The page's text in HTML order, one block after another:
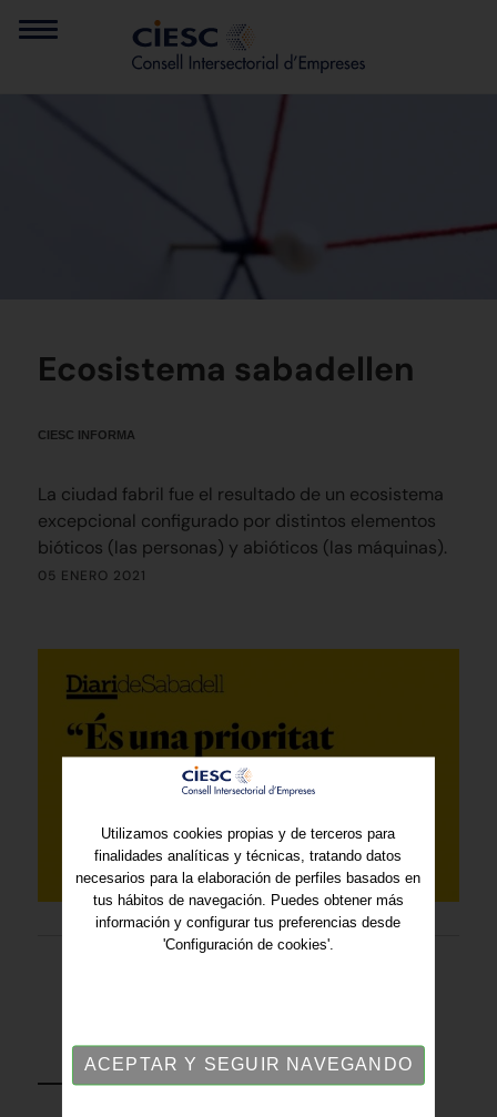
Ecosistema sabadellen
CIESC INFORMA
La ciudad fabril fue el resultado de un ecosistema
excepcional configurado por distintos elementos
bióticos (las personas) y abióticos (las máquinas).
05 ENERO 2021
VOLVER
Utilizamos cookies propias y de terceros para
finalidades analíticas y técnicas, tratando datos
necesarios para la elaboración de perfiles basados en
tus hábitos de navegación. Puedes obtener más
información y configurar tus preferencias desde
'Configuración de cookies'.
ACEPTAR Y SEGUIR NAVEGANDO